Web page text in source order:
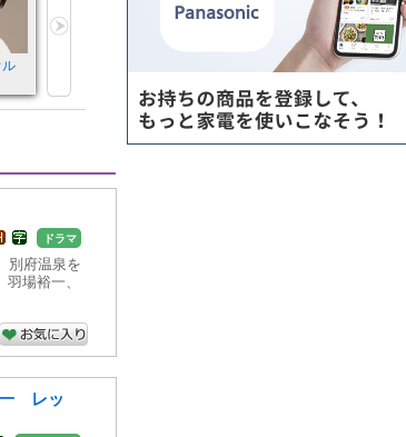
ル
ドラマ
別府温泉を
場裕一、
レッ